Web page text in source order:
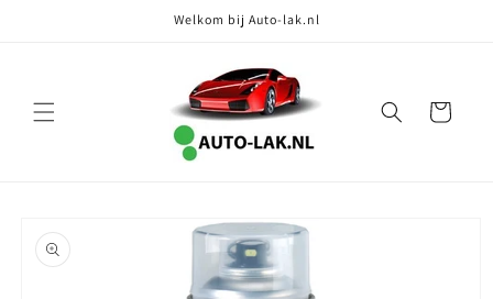
Welkom bij Auto-lak.nl
Winkelwagen